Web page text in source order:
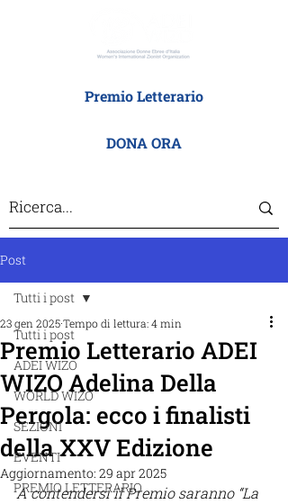
Premio Letterario
DONA ORA
Post
Tutti i post
ADEI WIZO
WORLD WIZO
SEZIONI
EVENTI
PREMIO LETTERARIO
Tutti i post
Premio Letterario ADEI
WIZO Adelina Della
Pergola: ecco i finalisti
della XXV Edizione
23 gen 2025Tempo di lettura: 4 min
Aggiornamento: 29 apr 2025
A contendersi il Premio saranno “La